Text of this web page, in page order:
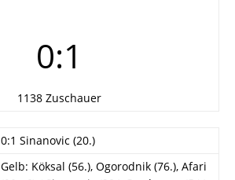
0:1
1138 Zuschauer
0:1 Sinanovic (20.)
Gelb: Köksal (56.), Ogorodnik (76.), Afari